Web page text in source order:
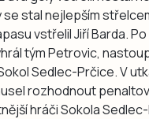
stal nejlepším
vstřelil Jiří Barda.
tým Petrovic,
Sedlec-Prčice. V
rozhodnout
hráči Sokola